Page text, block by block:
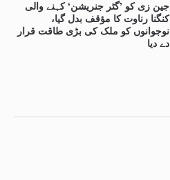
جین زی کو ’گٹر جنریشن‘ کہنے والی
کنگنا رناوت کا مؤقف بدل گیا،
نوجوانوں کو ملک کی بڑی طاقت قرار
دے دیا